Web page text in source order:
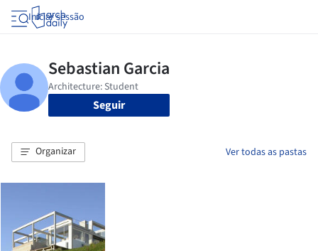
Iniciar sessão
Seguir
Organizar Ver todas as pastas